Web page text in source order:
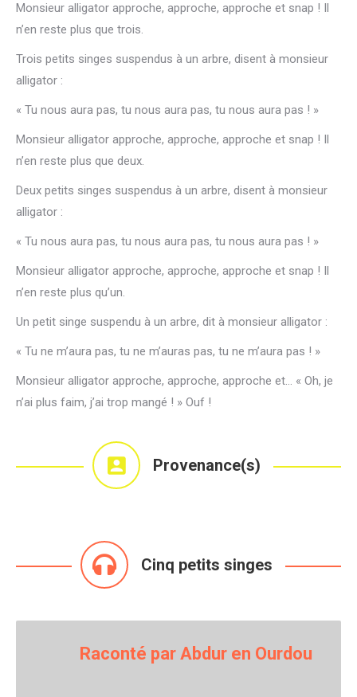
Monsieur alligator approche, approche, approche et snap ! Il
n’en reste plus que trois.
Trois petits singes suspendus à un arbre, disent à monsieur
alligator :
« Tu nous aura pas, tu nous aura pas, tu nous aura pas ! »
Monsieur alligator approche, approche, approche et snap ! Il
n’en reste plus que deux.
Deux petits singes suspendus à un arbre, disent à monsieur
alligator :
« Tu nous aura pas, tu nous aura pas, tu nous aura pas ! »
Monsieur alligator approche, approche, approche et snap ! Il
n’en reste plus qu’un.
Un petit singe suspendu à un arbre, dit à monsieur alligator :
« Tu ne m’aura pas, tu ne m’auras pas, tu ne m’aura pas ! »
Monsieur alligator approche, approche, approche et… « Oh, je
n’ai plus faim, j’ai trop mangé ! » Ouf !
Provenance(s)
Cinq petits singes
Raconté par Abdur en Ourdou